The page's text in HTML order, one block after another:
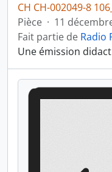
CH CH-002049-8
Pièce · 11
Fait partie de Radio
Une émission